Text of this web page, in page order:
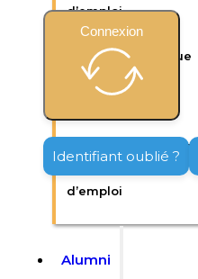
d’emploi
Formation continue
Aide à la recherche
d’emploi
Alumni
Connexion
Identifiant oublié ?